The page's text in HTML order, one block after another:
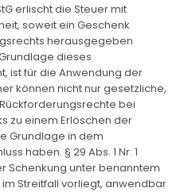
erlischt die Steuer mit
soweit ein Geschenk
herausgegeben
dieses
ist für die Anwendung der
können nicht nur gesetzliche,
bei
zu einem Erlöschen der
Grundlage in dem
haben. § 29 Abs. 1 Nr. 1
Schenkung unter benanntem
Streitfall vorliegt, anwendbar